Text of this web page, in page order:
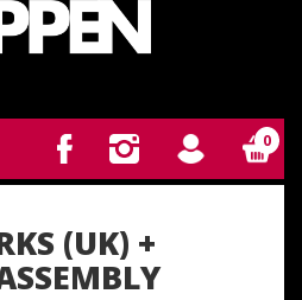
0
(UK) +